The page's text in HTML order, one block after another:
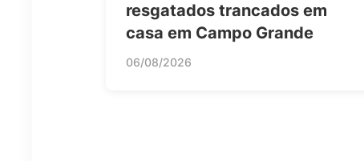
resgatados trancados em
casa em Campo Grande
06/08/2026